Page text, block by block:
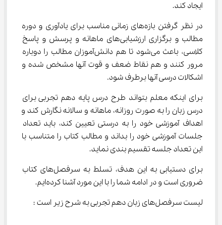
ایجاد کند.
در نظر گرفتن بازه‌های زمانی مناسب برای یادآوری و دوره
مطالب و برگزاری ارزشیابی‌های ماهانه و پرسش و پاسخ
کلاسی، باعث می‌شود تا هم دانش‌آموزان مطالب را دوباره
مرور کنند و هم نقاط ضعف و قوت آنها مشخص شده و
اشکالات درسی آنها برطرف شود.
برای اینکه معلم بتواند طرح درس پایه دهم تجربی برای
درس زبان را به صورت روزانه، ماهانه و سالانه نگارش کند و
اهداف آموزشی خود را به درستی تعیین کند، باید تعداد
جلسات آموزشی خود را بداند و مطالب کتاب را متناسب با
این تعداد جلسه تقسیم بندی نماید.
برای دستیابی به این هدف، تسلط به سرفصل‌های کتاب
ضروری است و در ادامه شما را با این مورد آشنا کرده‌ایم.
لیست سرفصل‌های زبان دهم تجربی به شرح زیر است :